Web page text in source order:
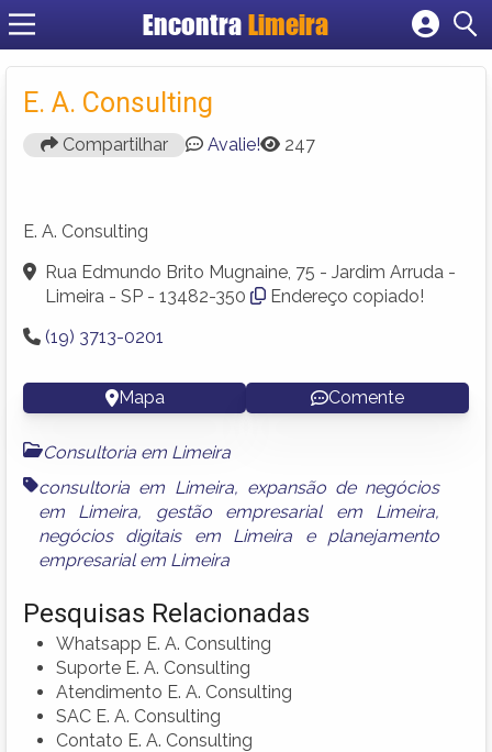
Encontra Limeira
Cadastrar empresa
E. A. Consulting
Compartilhar Avalie! 247
E. A. Consulting
Rua Edmundo Brito Mugnaine, 75 - Jardim Arruda -
Limeira - SP - 13482-350
Endereço copiado!
(19) 3713-0201
Mapa Comente
Consultoria em Limeira
consultoria em Limeira, expansão de negócios
em Limeira, gestão empresarial em Limeira,
negócios digitais em Limeira e planejamento
empresarial em Limeira
Pesquisas Relacionadas
Whatsapp E. A. Consulting
Suporte E. A. Consulting
Atendimento E. A. Consulting
SAC E. A. Consulting
Contato E. A. Consulting